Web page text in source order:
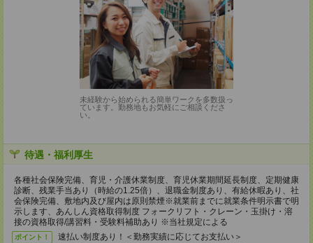
未経験から始められる簡単ワークを多数扱っ
ています。勤務地もお気軽にご相談くださ
い。
待遇・福利厚生
各種社会保険完備、育児・介護休業制度、育児休業期間延長制度、定期健康
診断、残業手当あり（時給の1.25倍）、退職金制度あり、有給休暇あり、社
会保険完備、敷地内及び屋内は原則禁煙※就業前までに就業条件明示書で明
示します、あんしん資格取得制度 フォークリフト・クレーン・玉掛け・溶
接の資格取得/講習料・受験料補助あり ※当社規定による
ポイント！
速払い制度あり！＜勤務実績に応じてお支払い＞